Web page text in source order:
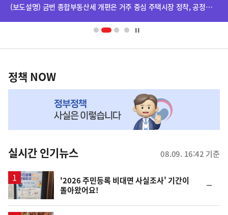
배
영
(보도설명) 금번 종합부동산세 개편은 거주 중심 주택시장 정착, 공정과세 및 과세형평 제고를 위한 것입니다.
책
NOW,
뉴
스
정책 NOW
실시간 인기뉴스 08.09. 16:42 기준
'2026 주민등록 비대면 사실조사' 기간이
돌아왔어요!
일